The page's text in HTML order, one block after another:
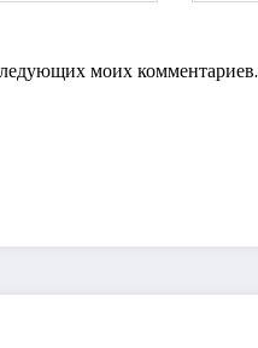
моих комментариев.